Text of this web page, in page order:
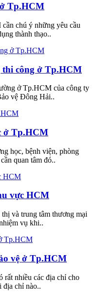
Tp.HCM
chú ý những yêu cầu
thành thạo..
thi công ở Tp.HCM
ở Tp.HCM của công ty
vệ Đông Hải..
ở Tp.HCM
học, bệnh viện, phòng
quan tâm đó..
vực HCM
và trung tâm thương mại
vụ khi..
vệ ở Tp.HCM
nhiều các địa chỉ cho
địa chỉ nào..